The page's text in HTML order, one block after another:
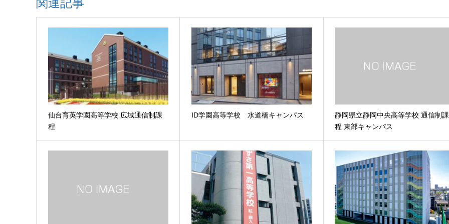
仙台育英学園高等学校 広域通信制課
程
ID学園高等学校 水道橋キャンパス
静岡県立静岡中央高等学校 通信制課
程 東部キャンパス